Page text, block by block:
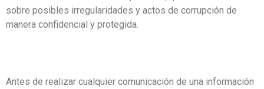
sobre posibles irregularidades y actos de corrupción de
manera confidencial y protegida.
Antes de realizar cualquier comunicación de una información